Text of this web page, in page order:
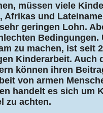
müssen viele
Afrikas und
geringen Lohn.
Bedingungen.
zu machen, ist seit
Kinderarbeit. Auch
können ihren
von armen
handelt es sich um
zu achten.